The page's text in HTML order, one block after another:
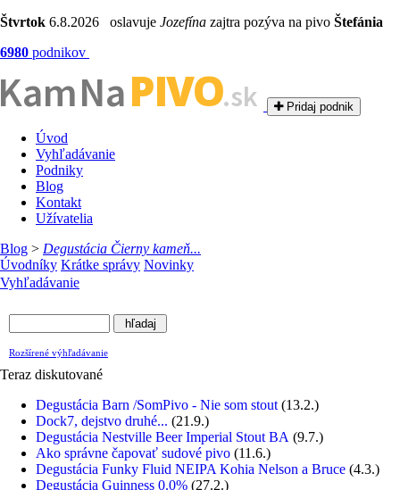
Štvrtok 6.8.2026 oslavuje Jozefína zajtra pozýva na pivo Štefánia
6980 podnikov
NaPIVO.sk Pridaj podnik
Úvod
Vyhľadávanie
Podniky
Blog
Kontakt
Užívatelia
Blog > Degustácia Čierny kameň...
Úvodníky Krátke správy Novinky
Vyhľadávanie
Rozšírené výhľadávanie
Teraz diskutované
Degustácia Barn /SomPivo - Nie som stout (13.2.)
Dock7, dejstvo druhé... (21.9.)
Degustácia Nestville Beer Imperial Stout BA (9.7.)
Ako správne čapovať sudové pivo (11.6.)
Degustácia Funky Fluid NEIPA Kohia Nelson a Bruce (4.3.)
Degustácia Guinness 0.0% (27.2.)